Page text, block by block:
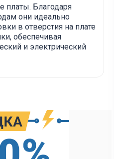
платы. Благодаря
они идеально
в отверстия на плате
обеспечивая
и электрический